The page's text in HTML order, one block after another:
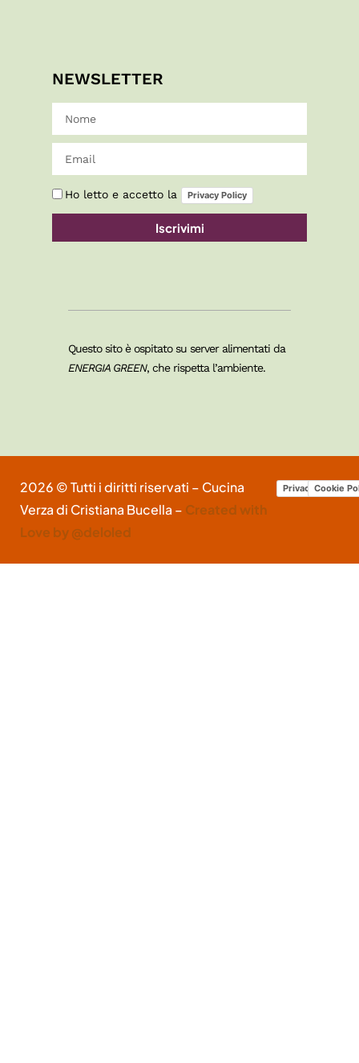
NEWSLETTER
Ho letto e accetto la Privacy Policy
Iscrivimi
Questo sito è ospitato su server alimentati da
ENERGIA GREEN, che rispetta l’ambiente.
2026 © Tutti i diritti riservati – Cucina
Verza di Cristiana Bucella – Created with
Love by @deloled
Privacy Policy
Cookie